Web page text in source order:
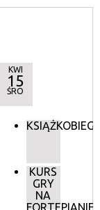
KWI
15
ŚRO
KSIĄŻKOBIEG
KURS
GRY
NA
FORTEPIANIE